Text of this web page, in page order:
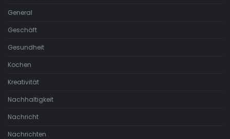
General
Geschäft
Gesundheit
Kochen
Kreativität
Nachhaltigkeit
Nachricht
Nachrichten